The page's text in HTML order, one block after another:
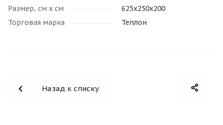
Размер, см х см
625х250х200
Торговая марка
Теплон
Назад к списку